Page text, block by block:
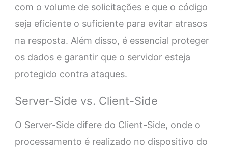
com o volume de solicitações e que o código
seja eficiente o suficiente para evitar atrasos
na resposta. Além disso, é essencial proteger
os dados e garantir que o servidor esteja
protegido contra ataques.
Server-Side vs. Client-Side
O Server-Side difere do Client-Side, onde o
processamento é realizado no dispositivo do